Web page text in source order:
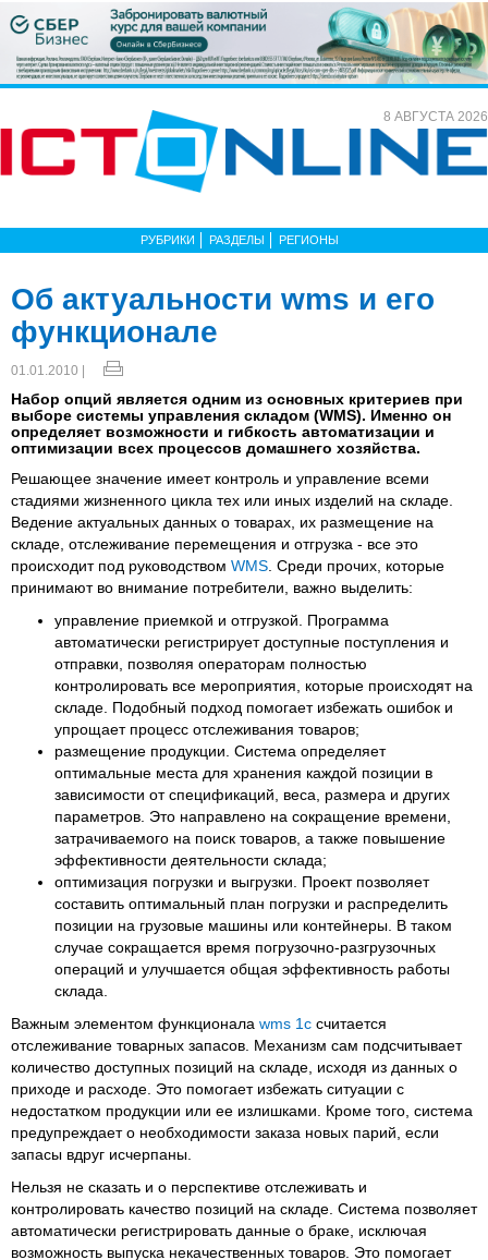
8 АВГУСТА 2026
РУБРИКИ РАЗДЕЛЫ РЕГИОНЫ
Об актуальности wms и его
функционале
01.01.2010 |
Набор опций является одним из основных критериев при
выборе системы управления складом (WMS). Именно он
определяет возможности и гибкость автоматизации и
оптимизации всех процессов домашнего хозяйства.
Решающее значение имеет контроль и управление всеми
стадиями жизненного цикла тех или иных изделий на складе.
Ведение актуальных данных о товарах, их размещение на
складе, отслеживание перемещения и отгрузка - все это
происходит под руководством WMS . Среди прочих, которые
принимают во внимание потребители, важно выделить:
управление приемкой и отгрузкой. Программа
автоматически регистрирует доступные поступления и
отправки, позволяя операторам полностью
контролировать все мероприятия, которые происходят на
складе. Подобный подход помогает избежать ошибок и
упрощает процесс отслеживания товаров;
размещение продукции. Система определяет
оптимальные места для хранения каждой позиции в
зависимости от спецификаций, веса, размера и других
параметров. Это направлено на сокращение времени,
затрачиваемого на поиск товаров, а также повышение
эффективности деятельности склада;
оптимизация погрузки и выгрузки. Проект позволяет
составить оптимальный план погрузки и распределить
позиции на грузовые машины или контейнеры. В таком
случае сокращается время погрузочно-разгрузочных
операций и улучшается общая эффективность работы
склада.
Важным элементом функционала wms 1c считается
отслеживание товарных запасов. Механизм сам подсчитывает
количество доступных позиций на складе, исходя из данных о
приходе и расходе. Это помогает избежать ситуации с
недостатком продукции или ее излишками. Кроме того, система
предупреждает о необходимости заказа новых парий, если
запасы вдруг исчерпаны.
Нельзя не сказать и о перспективе отслеживать и
контролировать качество позиций на складе. Система позволяет
автоматически регистрировать данные о браке, исключая
возможность выпуска некачественных товаров. Это помогает